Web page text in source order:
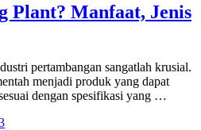
Plant? Manfaat, Jenis
pertambangan sangatlah krusial.
menjadi produk yang dapat
dengan spesifikasi yang …